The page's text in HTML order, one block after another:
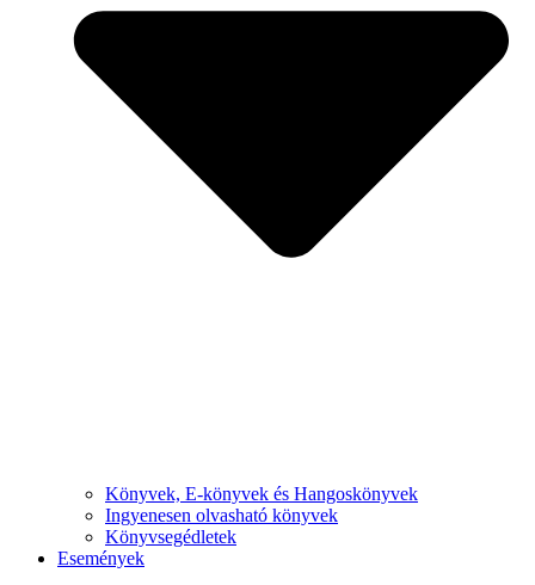
Könyvek, E-könyvek és Hangoskönyvek
Ingyenesen olvasható könyvek
Könyvsegédletek
Események